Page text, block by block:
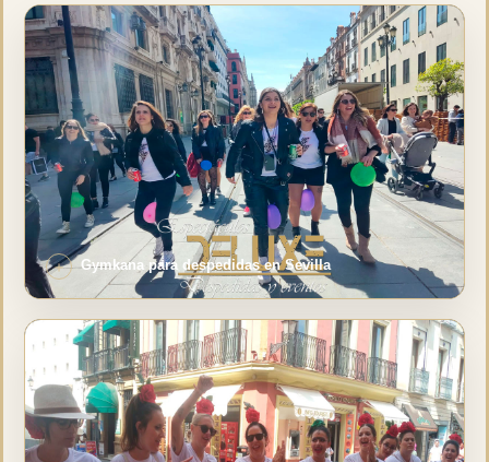
Gymkana para despedidas en Sevilla